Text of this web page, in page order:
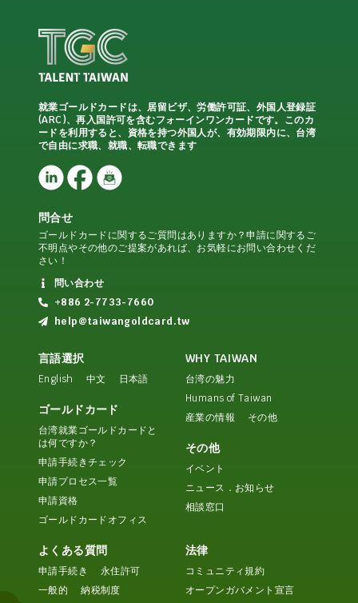
就業ゴールドカードは、居留ビザ、労働許可証、外国人登録証
(ARC)、再入国許可を含むフォーインワンカードです。このカ
ードを利用すると、資格を持つ外国人が、有効期限内に、台湾
で自由に求職、就職、転職できます
問合せ
ゴールドカードに関するご質問はありますか？申請に関するご
不明点やその他のご提案があれば、お気軽にお問い合わせくだ
さい！
問い合わせ
+886 2-7733-7660
help@taiwangoldcard.tw
言語選択
English 中文 日本語
ゴールドカード
台湾就業ゴールドカードと
は何ですか？
申請手続きチェック
申請プロセス一覧
申請資格
ゴールドカードオフィス
WHY TAIWAN
台湾の魅力
Humans of Taiwan
産業の情報
その他
その他
イベント
ニュース．お知らせ
相談窓口
よくある質問
申請手続き
永住許可
一般的
納税制度
法律
コミュニティ規約
オープンガバメント宣言